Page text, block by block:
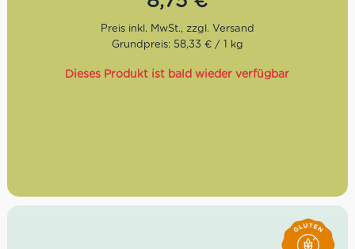
Grundpreis: 58,33 € / 1 kg
Dieses Produkt ist bald wieder verfügbar